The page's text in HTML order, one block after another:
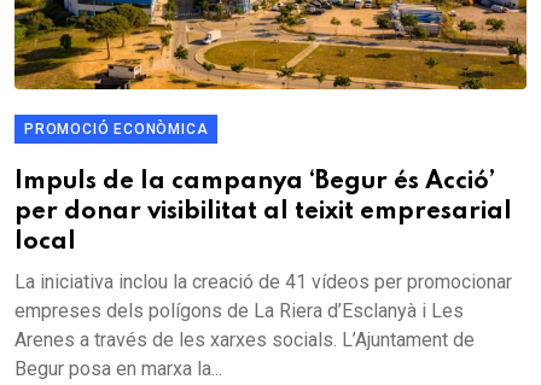
PROMOCIÓ ECONÒMICA
Impuls de la campanya ‘Begur és Acció’
per donar visibilitat al teixit empresarial
local
La iniciativa inclou la creació de 41 vídeos per promocionar
empreses dels polígons de La Riera d’Esclanyà i Les
Arenes a través de les xarxes socials. L’Ajuntament de
Begur posa en marxa la...